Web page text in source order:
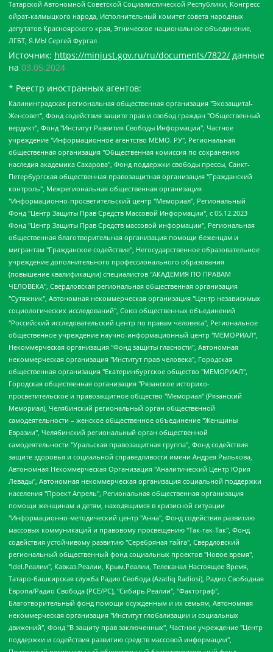
Татарской Автономной Советской Социалистической Республики, Конгресс
ойрат-калмыцкого народа, Исполнительный комитет совета народных
депутатов Красноярского края, Этническое национальное объединение,
ЛГБТ, Я.МЫ Сергей Фургал
Источник: https://minjust.gov.ru/ru/documents/7822/ данные
на 03.05.2024
* Реестр иностранных агентов:
Калининградская региональная общественная организация "Экозащита!-Женсовет", Фонд содействия защите прав и свобод граждан "Общественный вердикт", Фонд "Институт Развития Свободы Информации", Частное учреждение "Информационное агентство МЕМО. РУ", Региональная общественная организация "Общественная комиссия по сохранению наследия академика Сахарова", Фонд поддержки свободы прессы, Санкт-Петербургская общественная правозащитная организация "Гражданский контроль", Межрегиональная общественная организация "Информационно-просветительский центр "Мемориал", Региональный Фонд "Центр Защиты Прав Средств Массовой Информации", с 05.12.2023 Фонд "Центр Защиты Прав Средств массовой информации", Региональная общественная благотворительная организация помощи беженцам и мигрантам "Гражданское содействие", Негосударственное образовательное учреждение дополнительного профессионального образования (повышение квалификации) специалистов "АКАДЕМИЯ ПО ПРАВАМ ЧЕЛОВЕКА", Свердловская региональная общественная организация "Сутяжник", Автономная некоммерческая организация "Центр независимых социологических исследований", Союз общественных объединений "Российский исследовательский центр по правам человека", Региональное общественное учреждение научно-информационный центр "МЕМОРИАЛ", Некоммерческая организация "Фонд защиты гласности", Автономная некоммерческая организация "Институт прав человека", Городская общественная организация "Екатеринбургское общество "МЕМОРИАЛ", Городская общественная организация "Рязанское историко-просветительское и правозащитное общество "Мемориал" (Рязанский Мемориал), Челябинский региональный орган общественной самодеятельности – женское общественное объединение "Женщины Евразии", Челябинский региональный орган общественной самодеятельности "Уральская правозащитная группа", Фонд содействия защите здоровья и социальной справедливости имени Андрея Рылькова, Автономная Некоммерческая Организация "Аналитический Центр Юрия Левады", Автономная некоммерческая организация социальной поддержки населения "Проект Апрель", Региональная общественная организация помощи женщинам и детям, находящимся в кризисной ситуации "Информационно-методический центр "Анна", Фонд содействия развитию массовых коммуникаций и правовому просвещению "Так-так-Так", Фонд содействия устойчивому развитию "Серебряная тайга", Свердловский региональный общественный фонд социальных проектов "Новое время", "Idel.Реалии", Кавказ.Реалии, Крым.Реалии, Телеканал Настоящее Время, Татаро-башкирская служба Радио Свобода (Azatliq Radiosi), Радио Свободная Европа/Радио Свобода (PCE/PC), "Сибирь.Реалии", "Фактограф", Благотворительный фонд помощи осужденным и их семьям, Автономная некоммерческая организация "Институт глобализации и социальных движений", Фонд "В защиту прав заключенных", Частное учреждение "Центр поддержки и содействия развитию средств массовой информации", Пензенский региональный общественный благотворительный фонд "Гражданский союз", "Север.Реалии", Некоммерческая организация Фонд "Правовая инициатива", Общество с ограниченной ответственностью "Радио Свободная Европа/Радио Свобода", Чешское информационное агентство "MEDIUM-ORIENT", Красноярская региональная общественная организация "Мы против СПИДа", Камалягин Денис Николаевич, Маркелов Сергей Евгеньевич, Пономарев Лев Александрович, Савицкая Людмила Алексеевна, Автономная некоммерческая организация "Центр по работе с проблемой насилия "НАСИЛИЮ.НЕТ", Межрегиональный профессиональный союз работников здравоохранения "Альянс врачей", Юридическое лицо, зарегистрированное в Латвийской Республике, SIA "Medusa Project" (регистрационный номер 40103797863, дата регистрации 10.06.2014), Некоммерческая организация "Фонд по борьбе с коррупцией", Автономная некоммерческая организация "Институт права и публичной политики", Баданин Роман Сергеевич, Гликин Максим Александрович, Железнова Мария Михайловна, Лукьянова Юлия Сергеевна, Маетная Елизавета Витальевна, Маняхин Петр Борисович, Чуракова Ольга Владимировна, Ярош Юлия Петровна, Юридическое лицо "The Insider SIA", зарегистрированное в Риге, Латвийская Республика (дата регистрации 26.06.2015), являющееся администратором доменного имени интернет-издания "The Insider SIA", https://theins.ru, Постернак Алексей Евгеньевич, Рубин Михаил Аркадьевич, Анин Роман Александрович, Юридическое лицо Istories fonds, зарегистрированное в Латвийской Республике (регистрационный номер 50008295751, дата регистрации 24.02.2020), Великовский Дмитрий Александрович, Долинина Ирина Николаевна, Мароховская Алеся Алексеевна, Шлейнов Роман Юрьевич, Шмагун Олеся Валентиновна, Общество с ограниченной ответственностью "Альтаир 2021", Общество с ограниченной ответственностью "Вега 2021", Общество с ограниченной ответственностью "Главный редактор 2021", Общество с ограниченной ответственностью "Ромашки монолит", Важенков Артем Валерьевич, Ивановская областная общественная организация "Центр гендерных исследований", Гурман Юрий Альбертович, Медиапроект "ОВД-Инфо", Егоров Владимир Владимирович, Жилинский Владимир Александрович, Общество с ограниченной ответственностью "ЗП", Иванова София Юрьевна, Карезина Инна Павловна, Кильтау Екатерина Викторовна, Петров Алексей Викторович, Пискунов Сергей Евгеньевич, Смирнов Сергей Сергеевич, Тихонов Михаил Сергеевич, Общество с ограниченной ответственностью "ЖУРНАЛИСТ-ИНОСТРАННЫЙ АГЕНТ", Арапова Галина Юрьевна, Вольтская Татьяна Анатольевна, Американская компания "Mason G.E.S. Anonymous Foundation" (США), являющаяся владельцем интернет-издания https://mnews.world/, Компания "Stichting Bellingcat", зарегистрированная в Нидерландах (дата регистрации 11.07.2018), Захаров Андрей Вячеславович, Клепиковская Екатерина Дмитриевна, Общество с ограниченной ответственностью "МЕМО", Перл Роман Александрович, Симонов Евгений Алексеевич, Соловьева Елена Анатольевна, Сотников Даниил Владимирович, Сурначева Елизавета Дмитриевна, Автономная некоммерческая организация по защите прав человека и информированию населения "Якутия – Наше Мнение", Общество с ограниченной ответственностью "Москоу диджитал медиа", с 26.01.2023 Общество с ограниченной ответственностью "Чайка Белые сады", Ветошкина Валерия Валерьевна, Заговора Максим Александрович, Межрегиональное общественное движение "Российская ЛГБТ - сеть", Оленичев Максим Владимирович, Павлов Иван Юрьевич, Скворцова Елена Сергеевна, Общество с ограниченной ответственностью "Как бы инагент", Кочетков Игорь Викторович, Общество с ограниченной ответственностью "Честные выборы", Еланчик Олег Александрович, Общество с ограниченной ответственностью "Нобелевский призыв", Гималова Регина Эмилевна, Григорьев Андрей Валерьевич, Григорьева Алина Александровна, Ассоциация по содействию защите прав призывников, альтернативнослужащих и военнослужащих "Правозащитная группа "Гражданин.Армия.Право", Хисамова Регина Фаритовна, Автономная некоммерческая организация по реализации социально-правовых программ "Лилит", Дальневосточное общественное движение "Маяк", Санкт-Петербургская ЛГБТ-инициативная группа "Выход", Инициативная группа ЛГБТ+ "Реверс", Алексеев Андрей Викторович, Бекбулатова Таисия Львовна, Беляев Иван Михайлович, Владыкина Елена Сергеевна, Гельман Марат Александрович, Никульшина Вероника Юрьевна, Толоконникова Надежда Андреевна, Шендерович Виктор Анатольевич, Общество с ограниченной ответственностью "Данное сообщение", Общество с ограниченной ответственностью Издательский дом "Новая глава", Айнбиндер Александра Александровна, Московский комьюнити-центр для ЛГБТ+инициатив, Благотворительный фонд развития филантропии, Deutsche Welle (Германия, Kurt-Schumacher-Strasse 3, 53113 Bonn), Борзунова Мария Михайловна, Воробьев Виктор Викторович, Голубева Анна Львовна, Константинова Алла Михайловна, Малкова Ирина Владимировна, Мурадов Мурад Абдулгалимович, Осетинская Елизавета Николаевна, Понасенков Евгений Николаевич, Ганапольский Матвей Юрьевич, Киселев Евгений Алексеевич, Борухович Ирина Григорьевна, Дремин Иван Тимофеевич, Дубровский Дмитрий Викторович, Красноярская региональная общественная организация поддержки и развития альтернативных образовательных технологий и межкультурных коммуникаций "ИНТЕРРА", Маяковская Екатерина Алексеевна, Фейгин Марк Захарович, Филимонов Андрей Викторович, Дзугкоева Регина Николаевна, Доброхотов Роман Александрович, Дудь Юрий Александрович, Елкин Сергей Владимирович, Кругликов Кирилл Игоревич, Сабунаева Мария Леонидовна, Семенов Алексей Владимирович, Шаинян Карен Багратович, Шульман Екатерина Михайловна, Асафьев Артур Валерьевич, Вахштайн Виктор Семенович, Венедиктов Алексей Алексеевич, Лушникова Екатерина Евгеньевна, Волков Леонид Михайлович, Невзоров Александр Глебович, Пархоменко Сергей Борисович, Сироткин Ярослав Николаевич, Кара-Мурза Владимир Владимирович, Баранова Наталья Владимировна, Гозман Леонид Яковлевич, Кагарлицкий Борис Юльевич, Климарев Михаил Валерьевич, Милов Владимир Станиславович, Автономная некоммерческая организация Краснодарский центр современного искусства "Типография", Моргенштерн Алишер Тагирович, Соболь Любовь Эдуардовна, Общество с ограниченной ответственностью "ЛИЗА НОРМ", Каспаров Гарри Кимович, Ходорковский Михаил Борисович, Общество с ограниченной ответственностью "Апрельские тезисы", Данилович Ирина Брониславовна, Кашин Олег Владимирович, Петров Николай Владимирович, Пивоваров Алексей Владимирович, Соколов Михаил Владимирович, Цветкова Юлия Владимировна, Чичваркин Евгений Александрович, Комитет против пыток/Команда против пыток, Общество с ограниченной ответственностью "Первый научный", Общество с ограниченной ответственностью "Вертолет и ко", Белоцерковская Вероника Борисовна, Кац Максим Евгеньевич, Лазарева Татьяна Юрьевна, Шаведдинов Руслан Табризович, Яшин Илья Валерьевич, Общество с ограниченной ответственностью "Иноагент ААВ", Алешковский Дмитрий Петрович, Альбац Евгения Марковна, Быков Дмитрий Львович, Галямина Юлия Евгеньевна, Лойко Сергей Леонидович, Мартынов Кирилл Константинович, Медведев Сергей Александрович, Крашенинников Федор Геннадиевич, Гордеева Катерина Вл